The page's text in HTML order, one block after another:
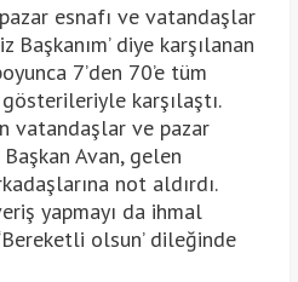
esnafı ve vatandaşlar
Başkanım’ diye karşılanan
7’den 70’e tüm
karşılaştı.
vatandaşlar ve pazar
Avan, gelen
not aldırdı.
yapmayı da ihmal
olsun’ dileğinde